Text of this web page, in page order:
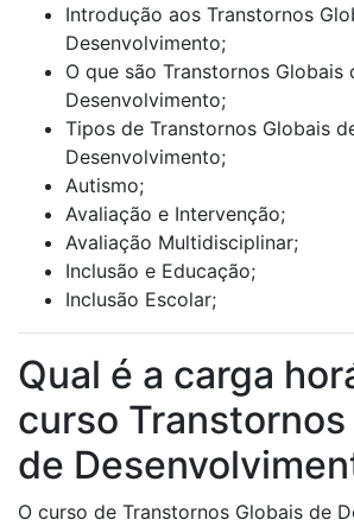
Introdução aos Transtornos
Desenvolvimento;
O que são Transtornos Globais
Desenvolvimento;
Tipos de Transtornos Globais
Desenvolvimento;
Autismo;
Avaliação e Intervenção;
Avaliação Multidisciplinar;
Inclusão e Educação;
Inclusão Escolar;
Qual é a carga
curso
de
O curso de Transtornos Globais de